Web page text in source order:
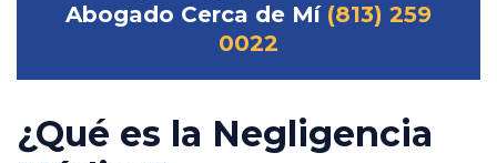
Abogado Cerca de Mí (813) 259
0022
¿Qué es la Negligencia